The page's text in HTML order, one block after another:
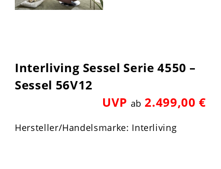
Interliving Sessel Serie 4550 –
Sessel 56V12
UVP ab 2.499,00 €
Hersteller/Handelsmarke: Interliving